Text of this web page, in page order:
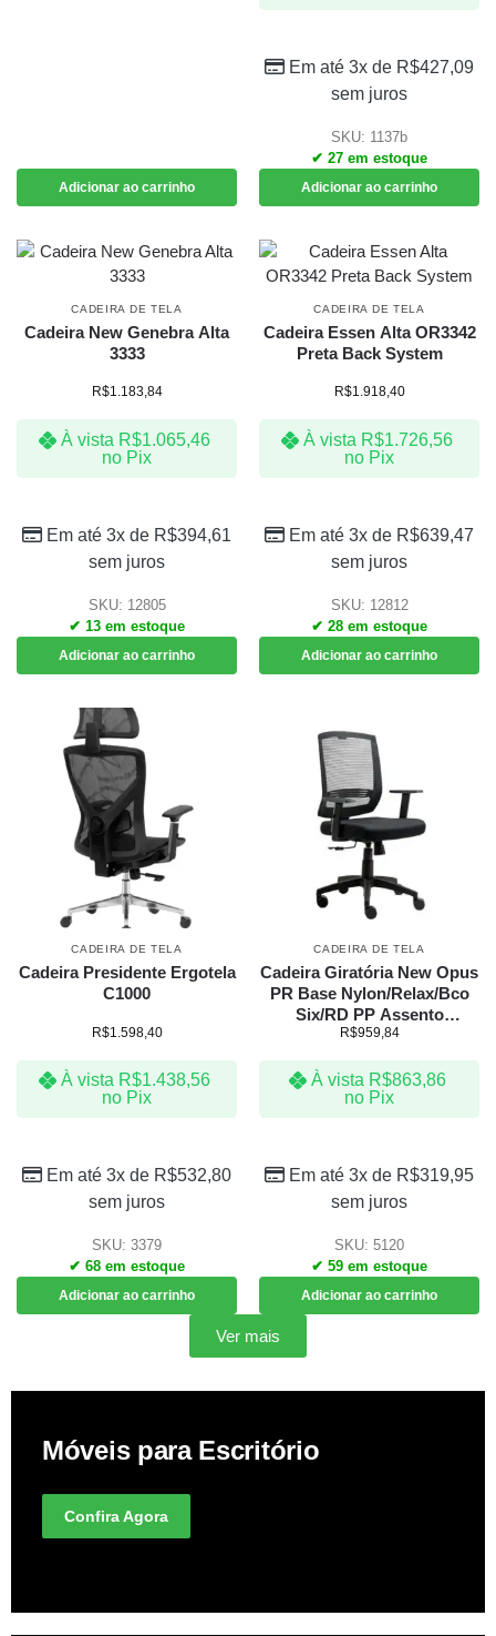
Adicionar ao carrinho
Em até 3x de R$427,09
sem juros
SKU: 1137b
✔ 27 em estoque
Adicionar ao carrinho
CADEIRA DE TELA
Cadeira New Genebra Alta
3333
R$1.183,84
À vista R$1.065,46
no Pix
Em até 3x de R$394,61
sem juros
SKU: 12805
✔ 13 em estoque
Adicionar ao carrinho
CADEIRA DE TELA
Cadeira Essen Alta OR3342
Preta Back System
R$1.918,40
À vista R$1.726,56
no Pix
Em até 3x de R$639,47
sem juros
SKU: 12812
✔ 28 em estoque
Adicionar ao carrinho
CADEIRA DE TELA
Cadeira Presidente Ergotela
C1000
R$1.598,40
À vista R$1.438,56
no Pix
Em até 3x de R$532,80
sem juros
SKU: 3379
✔ 68 em estoque
Adicionar ao carrinho
CADEIRA DE TELA
Cadeira Giratória New Opus
PR Base Nylon/Relax/Bco
Six/RD PP Assento
Laminado courino preto
R$959,84
À vista R$863,86
no Pix
Em até 3x de R$319,95
sem juros
SKU: 5120
✔ 59 em estoque
Adicionar ao carrinho
Ver mais
Móveis para Escritório
Confira Agora